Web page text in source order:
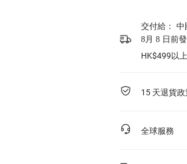
交付給：
中
8月 8 日前
HK$499以
15 天退貨政
全球服務